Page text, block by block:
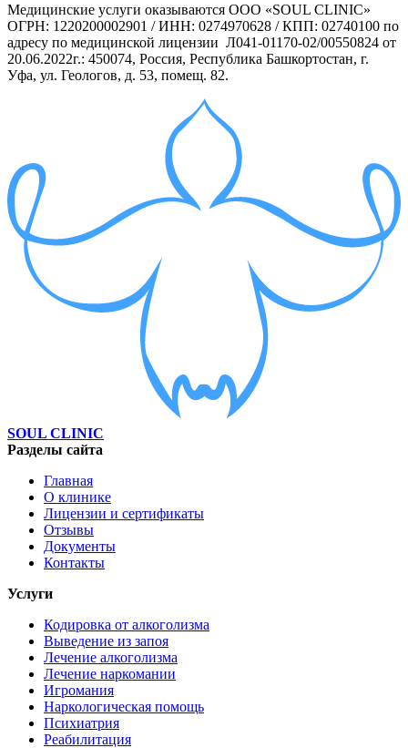
Медицинские услуги оказываются ООО «SOUL CLINIC»
ОГРН: 1220200002901 / ИНН: 0274970628 / КПП: 02740100 по
адресу по медицинской лицензии Л041-01170-02/00550824 от
20.06.2022г.: 450074, Россия, Республика Башкортостан, г.
Уфа, ул. Геологов, д. 53, помещ. 82.
SOUL CLINIC
Разделы сайта
Главная
О клинике
Лицензии и сертификаты
Отзывы
Документы
Контакты
Услуги
Кодировка от алкоголизма
Выведение из запоя
Лечение алкоголизма
Лечение наркомании
Игромания
Наркологическая помощь
Психиатрия
Реабилитация